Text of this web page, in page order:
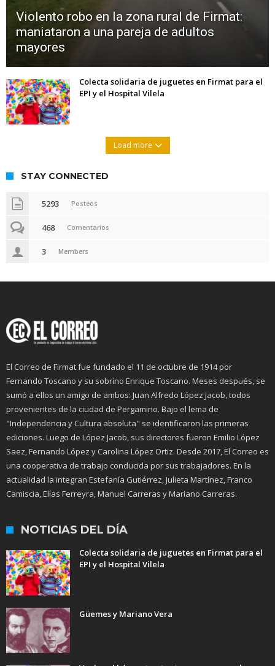
Violento robo en la zona rural de Firmat:
maniataron a una pareja de adultos
mayores
Colecta solidaria de juguetes en Firmat para el
EPI y el Hospital Vilela
Load more
STAY CONNECTED
5293 Posteos
468 Comentarios
3 Members
El Correo de Firmat fue fundado el 11 de octubre de 1914 por
Fernando Toscano y su sobrino Enrique Toscano. Meses después, se
sumó a ellos un amigo de ambos: Juan Alfredo López Jacob, todos
provenientes de la ciudad de Pergamino. Bajo el lema de
"Independencia y Cultura absoluta" se identificaron las primeras
ediciones. Luego de López Jacob, sus directores fueron Emilio López
Saez, Fernando López y Carolina López Ortiz. Desde 2017, El Correo es
una cooperativa de trabajo conducida por sus trabajadores. En la
actualidad la integran Estefanía Gutiérrez, Julieta Martínez, Franco
Camiscia, Elías Ferreyra, Manuel Carreras y Mariano Carreras.
NOTICIAS DEL DÍA
Colecta solidaria de juguetes en Firmat para el
EPI y el Hospital Vilela
Güemes y Mariano Vera